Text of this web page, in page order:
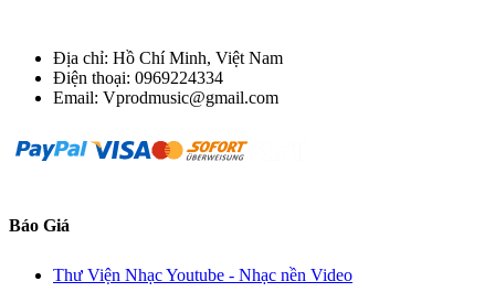
Địa chỉ: Hồ Chí Minh, Việt Nam
Điện thoại: 0969224334
Email: Vprodmusic@gmail.com
Báo Giá
Thư Viện Nhạc Youtube - Nhạc nền Video